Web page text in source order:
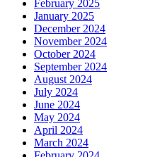
February 2025
January 2025
December 2024
November 2024
October 2024
September 2024
August 2024
July 2024
June 2024
May 2024
April 2024
March 2024